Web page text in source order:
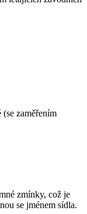
zaměřením
zmínky, což je
se jménem sídla.